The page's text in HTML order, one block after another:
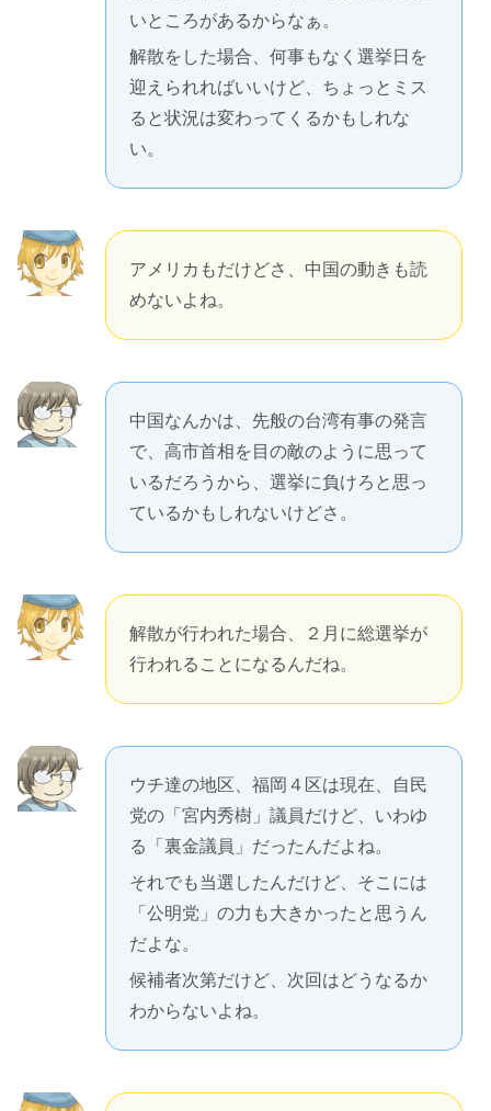
いところがあるからなぁ。
解散をした場合、何事もなく選挙日を
迎えられればいいけど、ちょっとミス
ると状況は変わってくるかもしれな
い。
アメリカもだけどさ、中国の動きも読
めないよね。
中国なんかは、先般の台湾有事の発言
で、高市首相を目の敵のように思って
いるだろうから、選挙に負けろと思っ
ているかもしれないけどさ。
解散が行われた場合、２月に総選挙が
行われることになるんだね。
ウチ達の地区、福岡４区は現在、自民
党の「宮内秀樹」議員だけど、いわゆ
る「裏金議員」だったんだよね。
それでも当選したんだけど、そこには
「公明党」の力も大きかったと思うん
だよな。
候補者次第だけど、次回はどうなるか
わからないよね。